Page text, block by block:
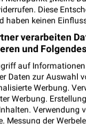
Diese
haben keinen
verarbeiten
und
auf
Daten zur Auswahl
Werbung.
Werbung.
Verwendung
Messung der